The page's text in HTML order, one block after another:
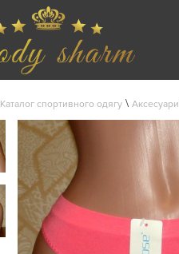
Каталог спортивного одягу \ Аксесуари